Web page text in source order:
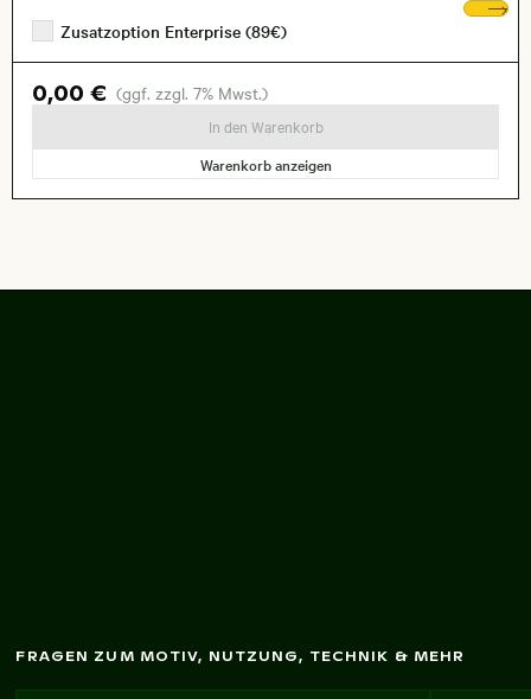
Zusatzoption Enterprise (89€)
0,00 € (ggf. zzgl. 7% Mwst.)
In den Warenkorb
Warenkorb anzeigen
FRAGEN ZUM MOTIV, NUTZUNG, TECHNIK & MEHR